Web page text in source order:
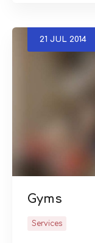
21 JUL 2014
Gyms
Services